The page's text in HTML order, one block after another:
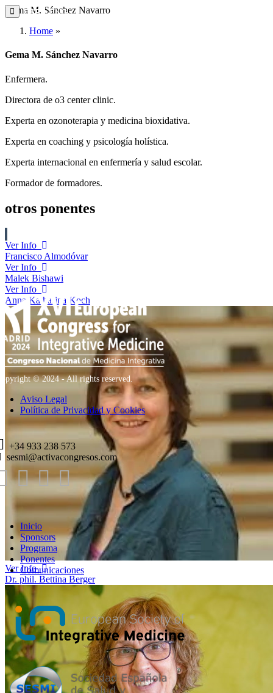
ESP ENG
Gema M. Sánchez Navarro
Home »
Gema M. Sánchez Navarro
Enfermera.
Directora de o3 center clinic.
Experta en ozonoterapia y medicina bioxidativa.
Experta en coaching y psicología holística.
Experta internacional en enfermería y salud escolar.
Formador de formadores.
otros ponentes
Ver Info
Francisco Almodóvar
Ver Info
Malek Bishawi
Ver Info
Anna Katharina Koch
Ver Info
Dr. phil. Bettina Berger
© 2024 - All rights reserved.
Aviso Legal
Política de Privacidad y Cookies
+34 933 238 573
sesmi@activacongresos.com
Inicio
Sponsors
Programa
Ponentes
Comunicaciones